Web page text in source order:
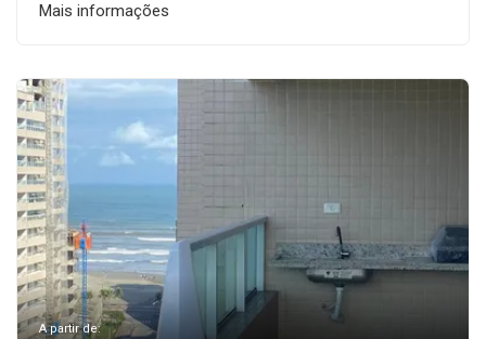
Mais informações
A partir de: